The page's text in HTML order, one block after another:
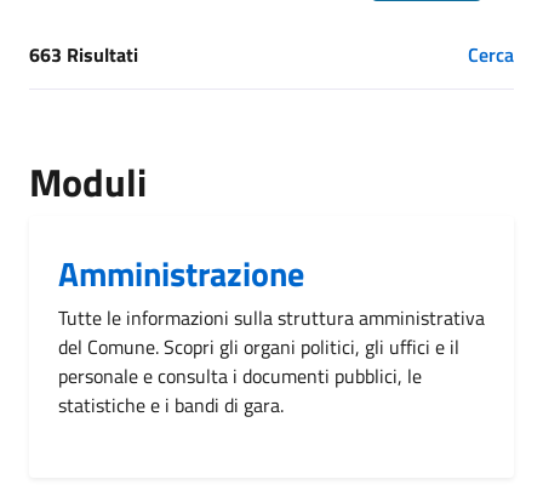
[results] Risultati
663 Risultati Cerca
Moduli
Amministrazione
Tutte le informazioni sulla struttura amministrativa
del Comune. Scopri gli organi politici, gli uffici e il
personale e consulta i documenti pubblici, le
statistiche e i bandi di gara.